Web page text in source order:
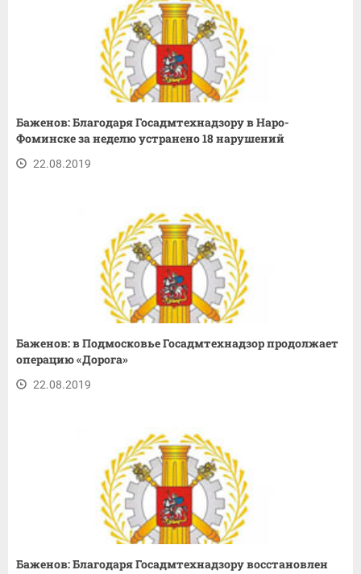
Баженов: Благодаря Госадмтехнадзору в Наро-
Фоминске за неделю устранено 18 нарушений
22.08.2019
Баженов: в Подмосковье Госадмтехнадзор продолжает
операцию «Дорога»
22.08.2019
Баженов: Благодаря Госадмтехнадзору восстановлен